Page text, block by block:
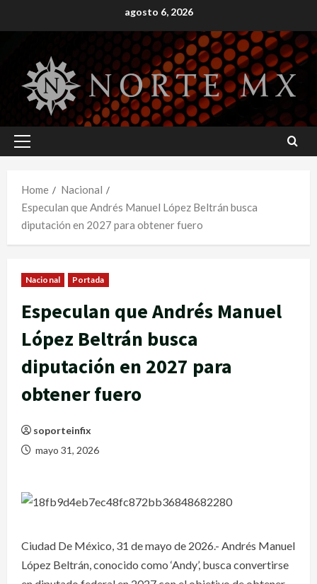
to
agosto 6, 2026
Primary
Home
Nacional
Especulan que Andrés Manuel López Beltrán busca
diputación en 2027 para obtener fuero
Nacional Portada
Especulan que Andrés Manuel
López Beltrán busca
diputación en 2027 para
obtener fuero
soporteinfix
mayo 31, 2026
Ciudad De México, 31 de mayo de 2026.- Andrés Manuel
López Beltrán, conocido como ‘Andy’, busca convertirse